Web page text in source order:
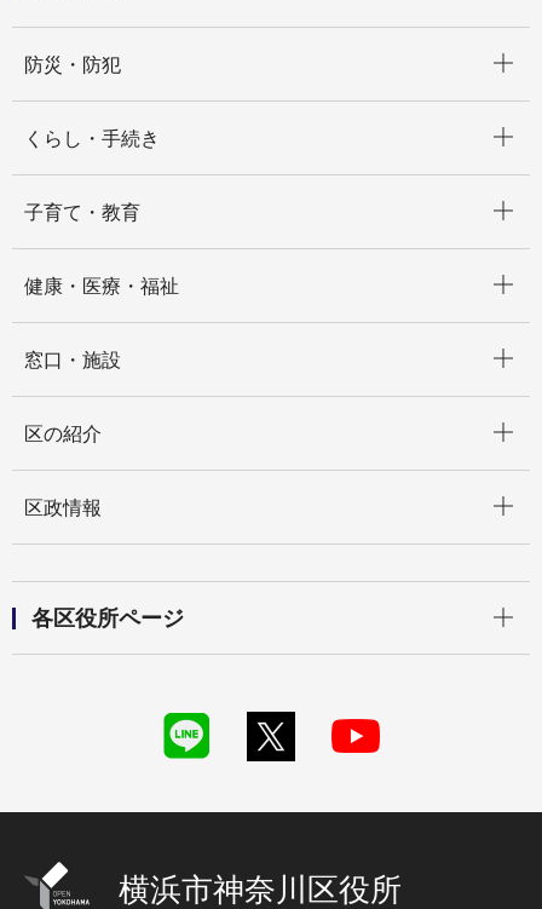
防災・防犯
くらし・手続き
子育て・教育
健康・医療・福祉
窓口・施設
区の紹介
区政情報
各区役所ページ
横浜市神奈川区役所